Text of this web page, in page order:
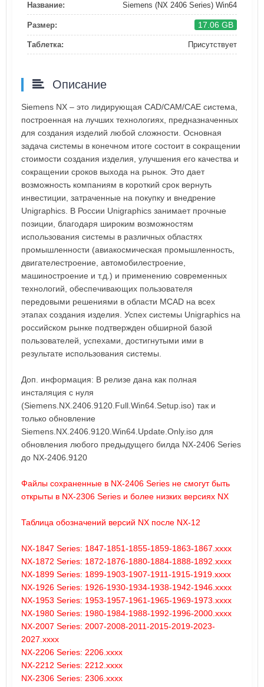
Название: Siemens (NX 2406 Series) Win64
Размер: 17.06 GB
Таблетка: Присутствует
Описание
Siemens NX – это лидирующая CAD/CAM/CAE система,
построенная на лучших технологиях, предназначенных
для создания изделий любой сложности. Основная
задача системы в конечном итоге состоит в сокращении
стоимости создания изделия, улучшения его качества и
сокращении сроков выхода на рынок. Это дает
возможность компаниям в короткий срок вернуть
инвестиции, затраченные на покупку и внедрение
Unigraphics. В России Unigraphics занимает прочные
позиции, благодаря широким возможностям
использования системы в различных областях
промышленности (авиакосмическая промышленность,
двигателестроение, автомобилестроение,
машиностроение и т.д.) и применению современных
технологий, обеспечивающих пользователя
передовыми решениями в области MCAD на всех
этапах создания изделия. Успех системы Unigraphics на
российском рынке подтвержден обширной базой
пользователей, успехами, достигнутыми ими в
результате использования системы.
Доп. информация: В релизе дана как полная
инсталяция с нуля
(Siemens.NX.2406.9120.Full.Win64.Setup.iso) так и
только обновление
Siemens.NX.2406.9120.Win64.Update.Only.iso для
обновления любого предыдущего билда NX-2406 Series
до NX-2406.9120
Файлы сохраненные в NX-2406 Series не смогут быть
открыты в NX-2306 Series и более низких версиях NX
Таблица обозначений версий NX после NX-12
NX-1847 Series: 1847-1851-1855-1859-1863-1867.xxxx
NX-1872 Series: 1872-1876-1880-1884-1888-1892.xxxx
NX-1899 Series: 1899-1903-1907-1911-1915-1919.xxxx
NX-1926 Series: 1926-1930-1934-1938-1942-1946.xxxx
NX-1953 Series: 1953-1957-1961-1965-1969-1973.xxxx
NX-1980 Series: 1980-1984-1988-1992-1996-2000.xxxx
NX-2007 Series: 2007-2008-2011-2015-2019-2023-
2027.xxxx
NX-2206 Series: 2206.xxxx
NX-2212 Series: 2212.xxxx
NX-2306 Series: 2306.xxxx